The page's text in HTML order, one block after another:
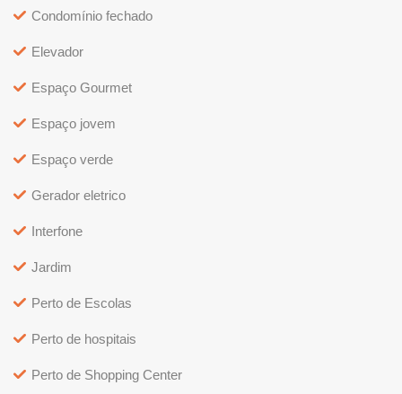
Condomínio fechado
Elevador
Espaço Gourmet
Espaço jovem
Espaço verde
Gerador eletrico
Interfone
Jardim
Perto de Escolas
Perto de hospitais
Perto de Shopping Center